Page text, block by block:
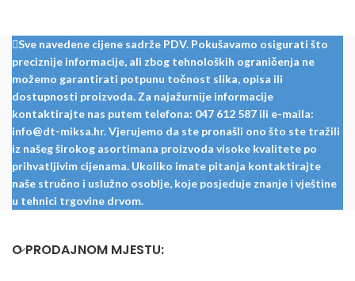
Sve navedene cijene sadrže PDV. Pokušavamo osigurati što
preciznije informacije, ali zbog tehnoloških ograničenja ne
možemo garantirati potpunu točnost slika, opisa ili
dostupnosti proizvoda. Za najažurnije informacije
kontaktirajte nas putem telefona: 047 612 587 ili e-maila:
info@dt-miksa.hr. Vjerujemo da ste pronašli ono što ste tražili
iz našeg širokog asortimana proizvoda visoke kvalitete po
prihvatljivim cijenama. Ukoliko imate pitanja kontaktirajte
naše stručno i uslužno osoblje, koje posjeduje znanje i vještine
u tehnici trgovine drvom.
O PRODAJNOM MJESTU: